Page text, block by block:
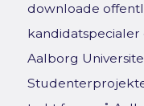
downloade
Aalborg